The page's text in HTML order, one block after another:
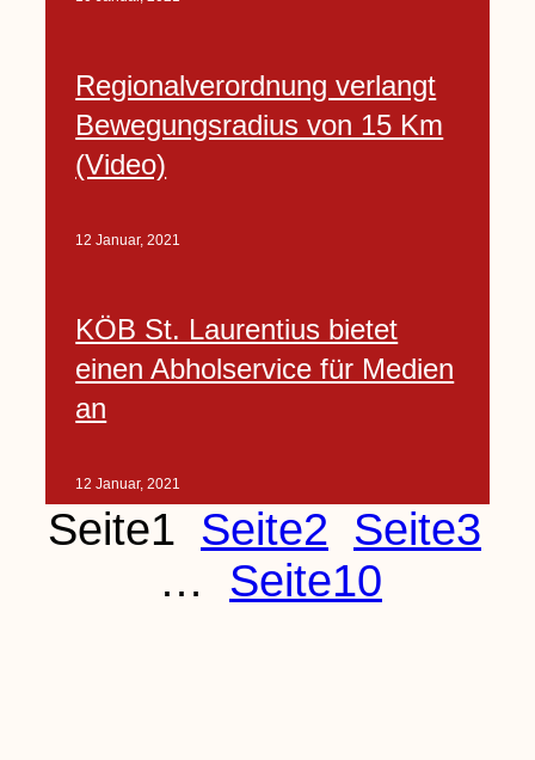
Regionalverordnung verlangt
Bewegungsradius von 15 Km
(Video)
12 Januar, 2021
KÖB St. Laurentius bietet
einen Abholservice für Medien
an
12 Januar, 2021
Seite1 Seite2 Seite3
…
Seite10